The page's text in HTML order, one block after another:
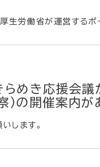
厚生労働省が運営する
らめき応援会議
の開催案内が
します。